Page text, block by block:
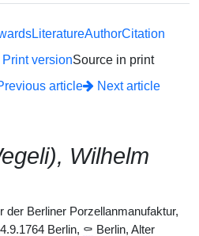
LiteratureAuthorCitation
Print versionSource in print
article Next article
Wilhelm
der Berliner Porzellanmanufaktur,
Berlin, ⚰ Berlin, Alter